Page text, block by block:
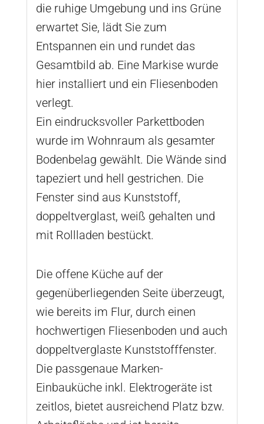
die ruhige Umgebung und ins Grüne
erwartet Sie, lädt Sie zum
Entspannen ein und rundet das
Gesamtbild ab. Eine Markise wurde
hier installiert und ein Fliesenboden
verlegt.
Ein eindrucksvoller Parkettboden
wurde im Wohnraum als gesamter
Bodenbelag gewählt. Die Wände sind
tapeziert und hell gestrichen. Die
Fenster sind aus Kunststoff,
doppeltverglast, weiß gehalten und
mit Rollladen bestückt.
Die offene Küche auf der
gegenüberliegenden Seite überzeugt,
wie bereits im Flur, durch einen
hochwertigen Fliesenboden und auch
doppeltverglaste Kunststofffenster.
Die passgenaue Marken-
Einbauküche inkl. Elektrogeräte ist
zeitlos, bietet ausreichend Platz bzw.